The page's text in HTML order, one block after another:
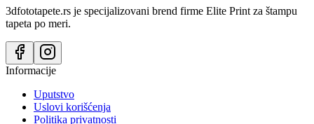
3dfototapete.rs je specijalizovani brend firme Elite Print za štampu
tapeta po meri.
Informacije
Uputstvo
Uslovi korišćenja
Politika privatnosti